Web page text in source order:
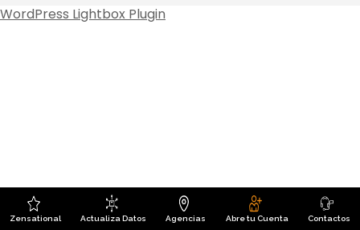
Zensational Actualiza Datos Agencias Abre tu Cuenta Contactos
WordPress Lightbox Plugin